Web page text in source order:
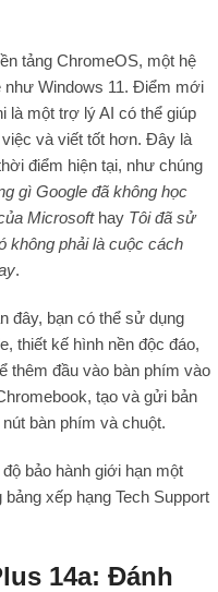
tảng ChromeOS, một hệ
như Windows 11. Điểm mới
là một trợ lý AI có thể giúp
và viết tốt hơn. Đây là
điểm hiện tại, như chúng
gì Google đã không học
Microsofthay Tôi đã sử
không phải là cuộc cách
.
đây, bạn có thể sử dụng
thiết kế hình nền độc đáo,
thêm đầu vào bàn phím vào
tạo và gửi bản
bàn phím và chuột.
bảo hành giới hạn một
xếp hạng Tech Support
14a: Đánh